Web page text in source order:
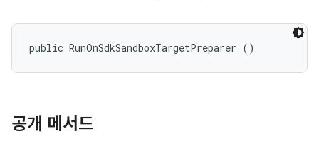
public RunOnSdkSandboxTargetPreparer ()
공개 메서드